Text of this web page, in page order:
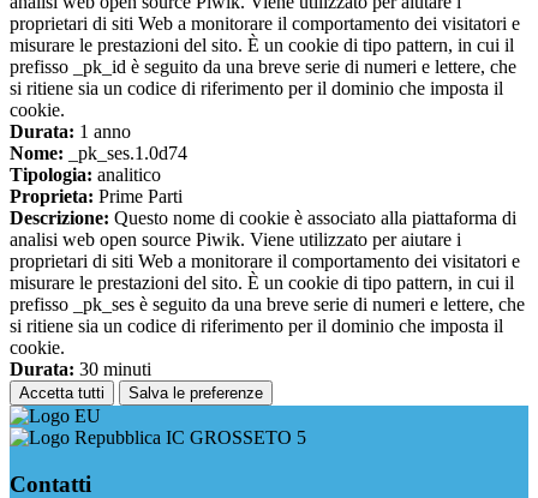
proprietari di siti Web a monitorare il comportamento dei visitatori e
misurare le prestazioni del sito. È un cookie di tipo pattern, in cui il
prefisso _pk_id è seguito da una breve serie di numeri e lettere, che
si ritiene sia un codice di riferimento per il dominio che imposta il
cookie.
Durata: 1 anno
Nome: _pk_ses.1.0d74
Tipologia: analitico
Proprieta: Prime Parti
Descrizione: Questo nome di cookie è associato alla piattaforma di
analisi web open source Piwik. Viene utilizzato per aiutare i
proprietari di siti Web a monitorare il comportamento dei visitatori e
misurare le prestazioni del sito. È un cookie di tipo pattern, in cui il
prefisso _pk_ses è seguito da una breve serie di numeri e lettere, che
si ritiene sia un codice di riferimento per il dominio che imposta il
cookie.
Durata: 30 minuti
Accetta tutti Salva le preferenze
IC GROSSETO 5
Contatti